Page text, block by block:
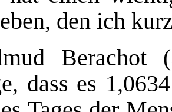
den ich
Berachot
dass es